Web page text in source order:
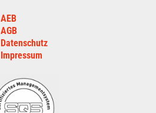
AEB
AGB
Datenschutz
Impressum